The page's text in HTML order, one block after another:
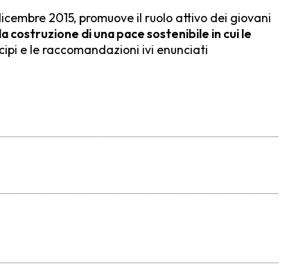
2015, promuove il ruolo attivo dei giovani
di una pace sostenibile in cui le
e le raccomandazioni ivi enunciati